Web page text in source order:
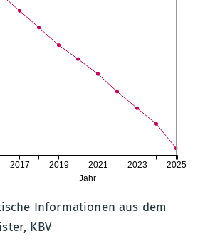
Jahr
2017 2019 2021 2023 2025
Informationen aus dem
KBV